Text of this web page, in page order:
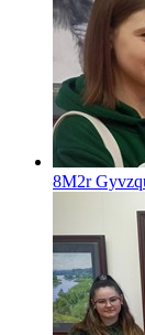
8M2r